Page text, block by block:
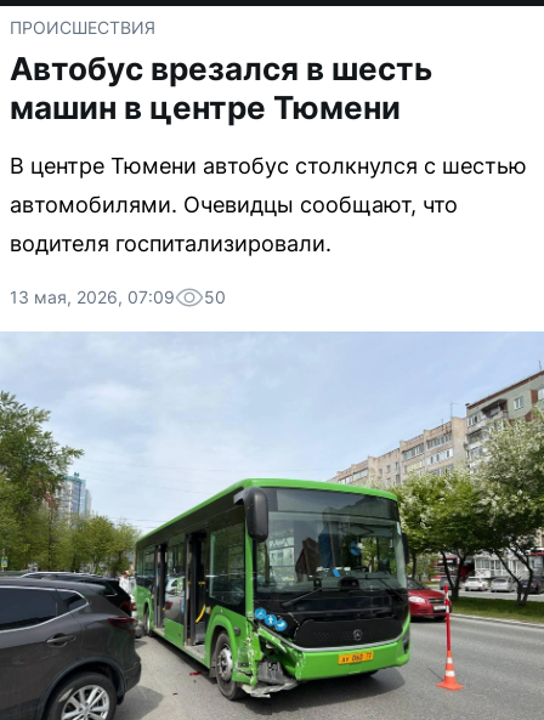
ПРОИСШЕСТВИЯ
Автобус врезался в шесть
машин в центре Тюмени
В центре Тюмени автобус столкнулся с шестью
автомобилями. Очевидцы сообщают, что
водителя госпитализировали.
13 мая, 2026, 07:09 50